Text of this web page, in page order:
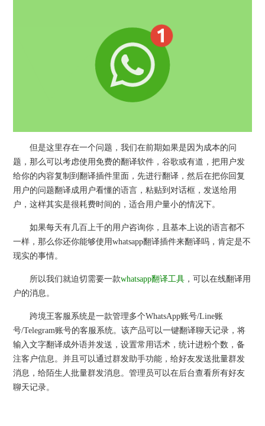
但是这里存在一个问题，我们在前期如果是因为成本的问
题，那么可以考虑使用免费的翻译软件，谷歌或有道，把用户发
给你的内容复制到翻译插件里面，先进行翻译，然后在把你回复
用户的问题翻译成用户看懂的语言，粘贴到对话框，发送给用
户，这样其实是很耗费时间的，适合用户量小的情况下。
如果每天有几百上千的用户咨询你，且基本上说的语言都不
一样，那么你还你能够使用whatsapp翻译插件来翻译吗，肯定是不
现实的事情。
所以我们就迫切需要一款whatsapp翻译工具 ，可以在线翻译用
户的消息。
跨境王客服系统是一款管理多个WhatsApp账号/Line账
号/Telegram账号的客服系统。该产品可以一键翻译聊天记录，将
输入文字翻译成外语并发送，设置常用话术，统计进粉个数，备
注客户信息。并且可以通过群发助手功能，给好友发送批量群发
消息，给陌生人批量群发消息。管理员可以在后台查看所有好友
聊天记录。